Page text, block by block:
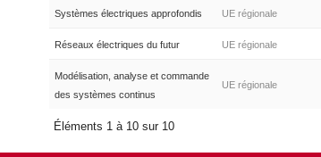
Systèmes électriques approfondis UE régionale
Réseaux électriques du futur UE régionale
Modélisation, analyse et commande
des systèmes continus
UE régionale
Éléments 1 à 10 sur 10